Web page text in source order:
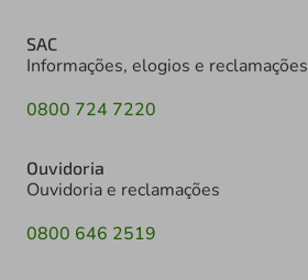
SAC
Informações, elogios e reclamações
0800 724 7220
Ouvidoria
Ouvidoria e reclamações
0800 646 2519